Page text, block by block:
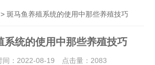
> 斑马鱼养殖系统的使用中那些养殖技巧
系统的使用中那些养殖技巧
：2022-08-19 点击量： 2083